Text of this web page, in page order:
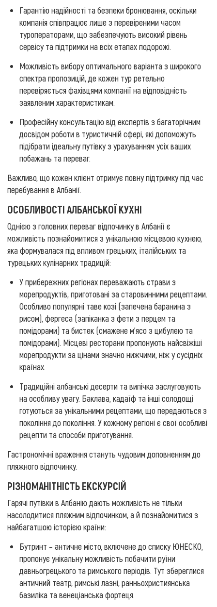
Гарантію надійності та безпеки бронювання, оскільки
компанія співпрацює лише з перевіреними часом
туроператорами, що забезпечують високий рівень
сервісу та підтримки на всіх етапах подорожі.
Можливість вибору оптимального варіанта з широкого
спектра пропозицій, де кожен тур ретельно
перевіряється фахівцями компанії на відповідність
заявленим характеристикам.
Професійну консультацію від експертів з багаторічним
досвідом роботи в туристичній сфері, які допоможуть
підібрати ідеальну путівку з урахуванням усіх ваших
побажань та переваг.
Важливо, що кожен клієнт отримує повну підтримку під час
перебування в Албанії.
ОСОБЛИВОСТІ АЛБАНСЬКОЇ КУХНІ
Однією з головних переваг відпочинку в Албанії є
можливість познайомитися з унікальною місцевою кухнею,
яка формувалася під впливом грецьких, італійських та
турецьких кулінарних традицій:
У прибережних регіонах переважають страви з
морепродуктів, приготовані за старовинними рецептами.
Особливо популярні таве козі (запечена баранина з
рисом), фергеса (запіканка з фети з перцем та
помідорами) та бистек (смажене м'ясо з цибулею та
помідорами). Місцеві ресторани пропонують найсвіжіші
морепродукти за цінами значно нижчими, ніж у сусідніх
країнах.
Традиційні албанські десерти та випічка заслуговують
на особливу увагу. Баклава, кадаїф та інші солодощі
готуються за унікальними рецептами, що передаються з
покоління до покоління. У кожному регіоні є свої особливі
рецепти та способи приготування.
Гастрономічні враження стануть чудовим доповненням до
пляжного відпочинку.
РІЗНОМАНІТНІСТЬ ЕКСКУРСІЙ
Гарячі путівки в Албанію дають можливість не тільки
насолодитися пляжним відпочинком, а й познайомитися з
найбагатшою історією країни:
Бутринт – античне місто, включене до списку ЮНЕСКО,
пропонує унікальну можливість побачити руїни
давньогрецького та римського періодів. Тут збереглися
античний театр, римські лазні, ранньохристиянська
базиліка та венеціанська фортеця.